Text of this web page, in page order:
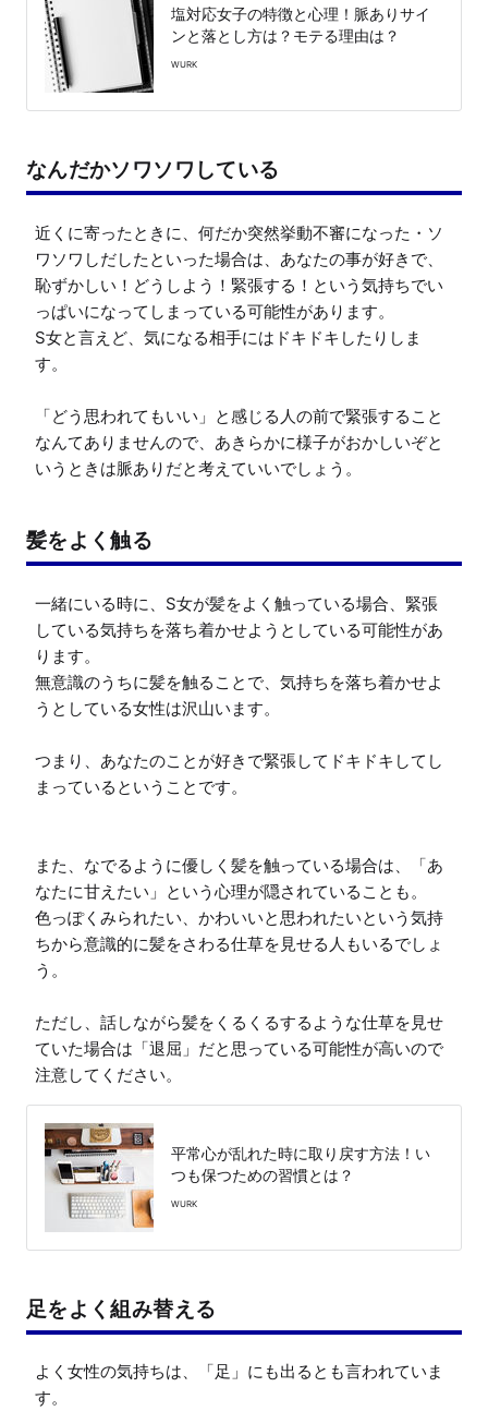
塩対応女子の特徴と心理！脈ありサイ
ンと落とし方は？モテる理由は？
WURK
なんだかソワソワしている
近くに寄ったときに、何だか突然挙動不審になった・ソ
ワソワしだしたといった場合は、あなたの事が好きで、
恥ずかしい！どうしよう！緊張する！という気持ちでい
っぱいになってしまっている可能性があります。
S女と言えど、気になる相手にはドキドキしたりしま
す。
「どう思われてもいい」と感じる人の前で緊張すること
なんてありませんので、あきらかに様子がおかしいぞと
いうときは脈ありだと考えていいでしょう。
髪をよく触る
一緒にいる時に、S女が髪をよく触っている場合、緊張
している気持ちを落ち着かせようとしている可能性があ
ります。
無意識のうちに髪を触ることで、気持ちを落ち着かせよ
うとしている女性は沢山います。
つまり、あなたのことが好きで緊張してドキドキしてし
まっているということです。
また、なでるように優しく髪を触っている場合は、「あ
なたに甘えたい」という心理が隠されていることも。
色っぽくみられたい、かわいいと思われたいという気持
ちから意識的に髪をさわる仕草を見せる人もいるでしょ
う。
ただし、話しながら髪をくるくるするような仕草を見せ
ていた場合は「退屈」だと思っている可能性が高いので
注意してください。
平常心が乱れた時に取り戻す方法！い
つも保つための習慣とは？
WURK
足をよく組み替える
よく女性の気持ちは、「足」にも出るとも言われていま
す。